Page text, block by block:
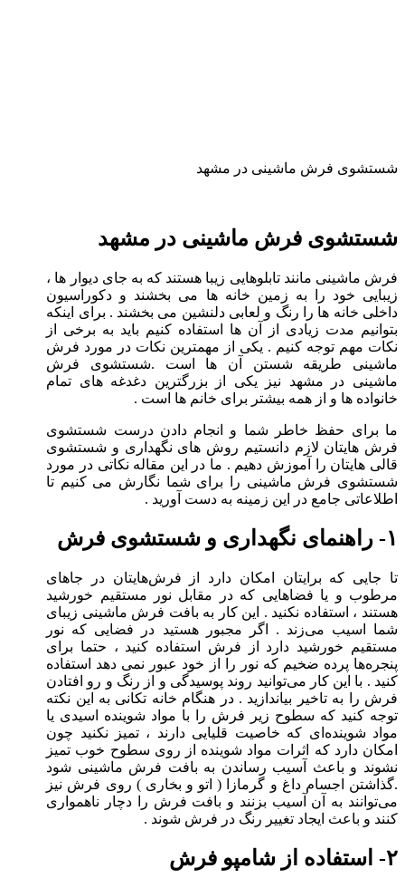
شستشوی فرش ماشینی در مشهد
شستشوی فرش ماشینی در مشهد
فرش ماشینی مانند تابلوهایی زیبا هستند که به جای دیوار ها ،
زیبایی خود را به زمین خانه ها می بخشند و دکوراسیون
داخلی خانه ها را رنگ و لعابی دلنشین می بخشند . برای اینکه
بتوانیم مدت زیادی از آن ها استفاده کنیم باید به برخی از
نکات مهم توجه کنیم . یکی از مهمترین نکات در مورد فرش
ماشینی طریقه شستن آن ها است .شستشوی فرش
ماشینی در مشهد نیز یکی از بزرگترین دغدغه های تمام
خانواده ها و از همه بیشتر برای خانم ها است .
ما برای حفظ خاطر شما و انجام دادن درست شستشوی
فرش هایتان لازم دانستیم روش های نگهداری و شستشوی
قالی هایتان را آموزش دهیم . ما در این مقاله نکاتی در مورد
شستشوی فرش ماشینی را برای شما نگارش می کنیم تا
اطلاعاتی جامع در این زمینه به دست آورید .
۱- راهنمای نگهداری و شستشوی فرش
تا جایی که برایتان امکان دارد از فرش‌هایتان در جاهای
مرطوب و یا فضاهایی که در مقابل نور مستقیم خورشید
هستند ، استفاده نکنید . این کار به بافت فرش ماشینی زیبای
شما اسیب می‌زند . اگر مجبور هستید در فضایی که نور
مستقیم خورشید دارد از فرش استفاده کنید ، حتما برای
پنجره‌ها پرده ضخیم که نور را از خود عبور نمی دهد استفاده
کنید . با این کار می‌توانید روند پوسیدگی و از رنگ و رو افتادن
فرش را به تاخیر بیاندازید . در هنگام خانه تکانی به این نکته
توجه کنید که سطوح زیر فرش را با مواد شوینده اسیدی یا
مواد شوینده‌ای که خاصیت قلیایی دارند ، تمیز نکنید چون
امکان دارد که اثرات مواد شوینده از روی سطوح خوب تمیز
نشوند و باعث آسیب رساندن به بافت فرش ماشینی شود
.گذاشتن اجسام داغ و گرمازا ( اتو و بخاری ) روی فرش نیز
می‌توانند به آن آسیب بزنند و بافت فرش را دچار ناهمواری
کنند و باعث ایجاد تغییر رنگ در فرش شوند .
۲- استفاده از شامپو فرش